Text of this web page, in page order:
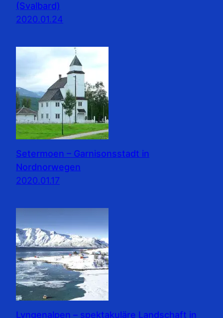
(Svalbard)
2020.01.24
Setermoen – Garnisonsstadt in
Nordnorwegen
2020.01.17
Lyngenalpen – spektakuläre Landschaft in